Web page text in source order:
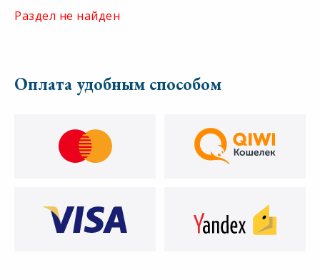
Раздел не найден
Оплата удобным способом